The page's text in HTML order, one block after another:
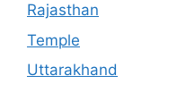
Rajasthan
Temple
Uttarakhand